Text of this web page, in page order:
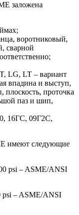
заложена
воротниковый,
сварной
LG, LT – вариант
впадина и выступ,
проточка
паз и шип,
16ГС, 09Г2С,
имеют следующие
psi – ASME/ANSI
psi – ASME/ANSI